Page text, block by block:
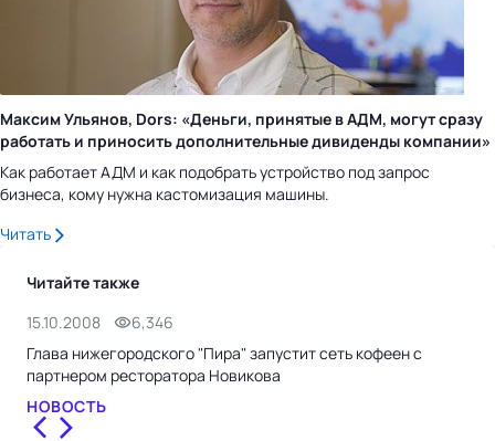
Максим Ульянов, Dors: «Деньги, принятые в АДМ, могут сразу
работать и приносить дополнительные дивиденды компании»
Как работает АДМ и как подобрать устройство под запрос
бизнеса, кому нужна кастомизация машины.
Читать
Читайте также
15.10.2008
6,346
Глава нижегородского "Пира" запустит сеть кофеен с
партнером ресторатора Новикова
НОВОСТЬ